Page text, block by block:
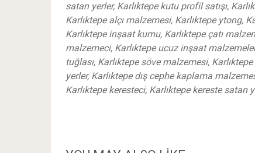
satan yerler, Karlıktepe kutu profil satışı,
Karlıktepe alçı malzemesi, Karlıktepe ytong,
Karlıktepe inşaat kumu, Karlıktepe çatı
malzemeci, Karlıktepe ucuz inşaat
tuğlası, Karlıktepe söve malzemesi,
yerler, Karlıktepe dış cephe kaplama
Karlıktepe keresteci, Karlıktepe kereste